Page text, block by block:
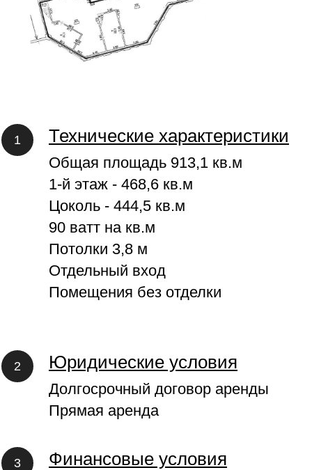
Технические характеристики
Общая площадь 913,1 кв.м
1-й этаж - 468,6 кв.м
Цоколь - 444,5 кв.м
90 ватт на кв.м
Потолки 3,8 м
Отдельный вход
Помещения без отделки
Юридические условия
Долгосрочный договор аренды
Прямая аренда
Финансовые условия